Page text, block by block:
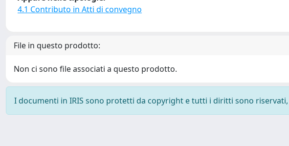
4.1 Contributo in Atti di convegno
File in questo prodotto:
Non ci sono file associati a questo prodotto.
I documenti in IRIS sono protetti da copyright e tutti i diritti sono riservati,